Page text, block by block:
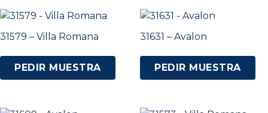
31579 – Villa Romana
PEDIR MUESTRA
31631 – Avalon
PEDIR MUESTRA